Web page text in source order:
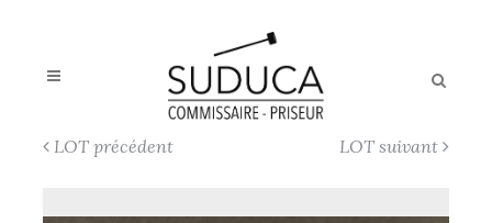
LOT précédent LOT suivant